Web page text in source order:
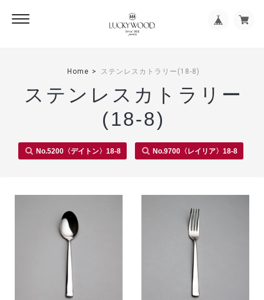
Home ステンレスカトラリー(18-8)
ステンレスカトラリー
(18-8)
No.5200〈デイトン〉18-8 No.9700〈レイリア〉18-8